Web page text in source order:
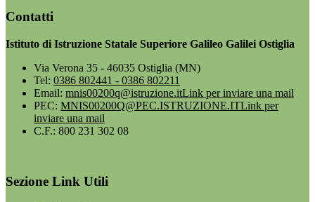
Contatti
Istituto di Istruzione Statale Superiore Galileo Galilei Ostiglia
Via Verona 35 - 46035 Ostiglia (MN)
Tel: 0386 802441 - 0386 802211
Email: mnis00200q@istruzione.itLink per inviare una mail
PEC: MNIS00200Q@PEC.ISTRUZIONE.ITLink per
inviare una mail
C.F.: 800 231 302 08
Sezione Link Utili